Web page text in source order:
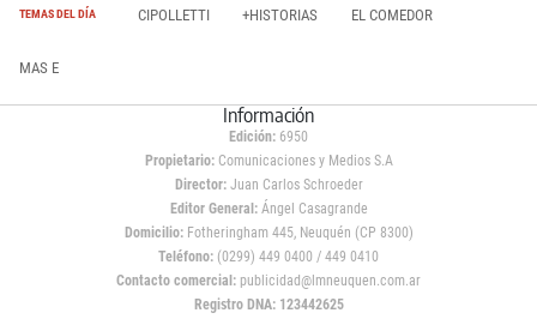
TEMAS DEL DÍA CIPOLLETTI +HISTORIAS EL COMEDOR
MAS E
Información
Edición: 6950
Propietario:Comunicaciones y Medios S.A
Director: Juan Carlos Schroeder
Editor General:Ángel Casagrande
Domicilio:Fotheringham 445, Neuquén (CP 8300)
Teléfono: (0299) 449 0400 / 449 0410
Contacto comercial: publicidad@lmneuquen.com.ar
Registro DNA: 123442625